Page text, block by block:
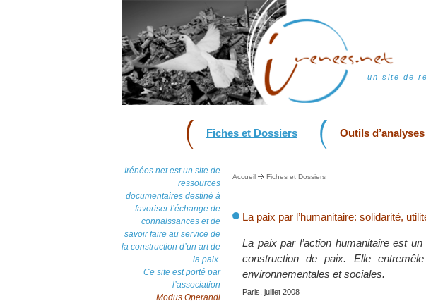
un site de
Fiches et Dossiers Outils d’analyses
Irénées.net est un site de
ressources
documentaires destiné à
favoriser l’échange de
connaissances et de
savoir faire au service de
la construction d’un art de
la paix.
Ce site est porté par
l’association
Modus Operandi
Accueil Fiches et Dossiers
La paix par l’humanitaire: solidarité,
La paix par l’action humanitaire est
construction de paix. Elle
environnementales et sociales.
Paris, juillet 2008